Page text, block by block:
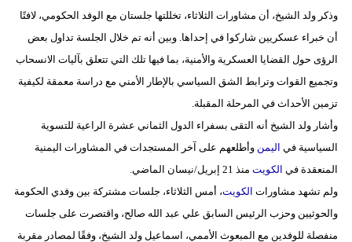
وذكر ولد الشيخ، أن مشاورات الثلاثاء، تخللتها جلستان مع الوفد الحكومي، لافتًا
أن خبراء عسكريين شاركوا في إحداها. وبين أنه تم خلال الجلسة تداول بعض
الرؤى حول القضايا العسكرية والأمنية، بما فيها تلك التي تتعلق بآليات الانسحاب
وتجميع القوات وترابط الشق السياسي بالإطار الأمني مع دراسة معمقة لكيفية
تزمين الأحداث في المرحلة المقبلة.
وأشار ولد الشيخ أنه التقى بسفراء الدول الثماني عشرة الراعية للتسوية
السياسية في اليمن وأطلعهم على آخر المستجدات في المشاورات اليمنية
المنعقدة في الكويت منذ 21 إبريل/نيسان الماضي.
ولم تشهد مشاورات الكويت، أمس الثلاثاء، جلسات مشتركة بين وفدي الحكومة
والحوثيين وحزب الرئيس السابق علي عبد الله صالح، واقتصرت على جلسات
منفصلة للوفدين مع المبعوث الأممي، اسماعيل ولد الشيخ، وفقًا لمصادر مقربة